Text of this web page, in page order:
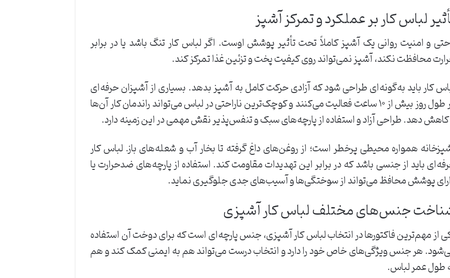
لباس کار بر عملکرد و تمرکز آشپز
و امنیت روانی یک آشپز کاملاً تحت تأثیر پوشش اوست. اگر لباس کار تنگ باشد یا در برابر
محافظت نکند، آشپز نمی‌تواند روی کیفیت پخت و تزئین غذا تمرکز کند.
کار باید به‌گونه‌ای طراحی شود که آزادی حرکت کامل به آشپز بدهد. بسیاری از آشپزان حرفه‌ای
در طول روز بیش از ۱۰ ساعت فعالیت می‌کنند و کوچک‌ترین ناراحتی در لباس می‌تواند راندمان کار آن‌ها
کاهش دهد. طراحی آزاد و استفاده از پارچه‌های سبک و تنفس‌پذیر نقش مهمی در این زمینه دارد.
همواره محیطی پرخطر است؛ از روغن‌های داغ گرفته تا بخار آب و شعله‌های باز. لباس کار
باید از جنسی باشد که در برابر این تهدیدات مقاومت کند. استفاده از پارچه‌های ضدحرارت یا
پوشش محافظ می‌تواند از سوختگی‌ها و آسیب‌های جدی جلوگیری نماید.
جنس‌های مختلف لباس کار آشپزی
از مهم‌ترین فاکتورها در انتخاب لباس کار آشپزی، جنس پارچه‌ای است که برای دوخت آن استفاده
هر جنس ویژگی‌های خاص خود را دارد و انتخاب درست می‌تواند هم به ایمنی کمک کند و هم
طول عمر لباس.